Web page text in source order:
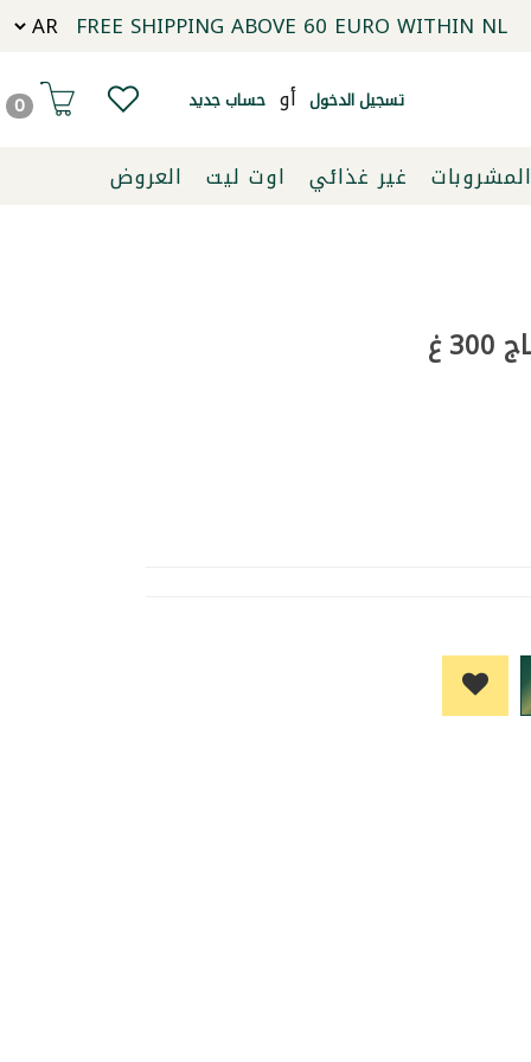
FREE SHIPPING ABOVE 60 EURO WITHIN NL
تسجيل الدخول أو حساب جديد 0
المشروبات غير غذائي اوت ليت
العروض
غ